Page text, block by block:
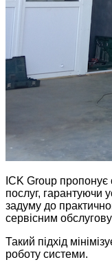
ICK Group пропонує
послуг, гарантуючи
задуму до
сервісним
Такий підхід
роботу системи.